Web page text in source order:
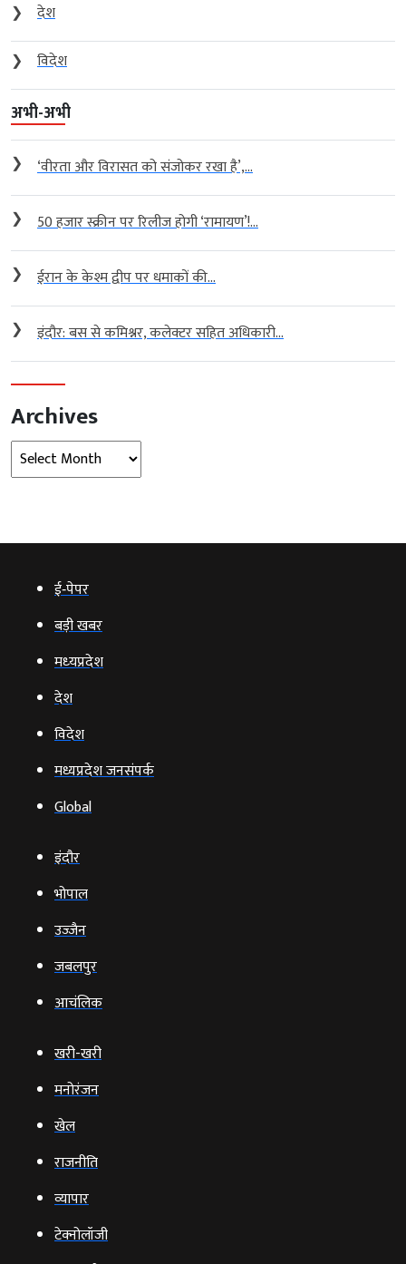
❯
देश
❯
विदेश
अभी-अभी
❯ ‘वीरता और विरासत को संजोकर रखा है’,...
❯ 50 हजार स्क्रीन पर रिलीज होगी ‘रामायण’!...
❯ ईरान के केश्म द्वीप पर धमाकों की...
❯ इंदौर: बस से कमिश्नर, कलेक्टर सहित अधिकारी...
Archives
Archives
ई‑पेपर
बड़ी खबर
मध्‍यप्रदेश
देश
विदेश
मध्यप्रदेश जनसंपर्क
Global
इंदौर
भोपाल
उज्‍जैन
जबलपुर
आचंलिक
खरी-खरी
मनोरंजन
खेल
राजनीति
व्‍यापार
टेक्‍नोलॉजी